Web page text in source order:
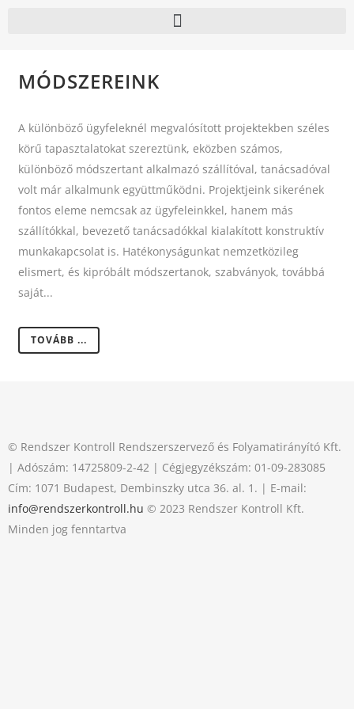
MÓDSZEREINK
A különböző ügyfeleknél megvalósított projektekben széles
körű tapasztalatokat szereztünk, eközben számos,
különböző módszertant alkalmazó szállítóval, tanácsadóval
volt már alkalmunk együttműködni. Projektjeink sikerének
fontos eleme nemcsak az ügyfeleinkkel, hanem más
szállítókkal, bevezető tanácsadókkal kialakított konstruktív
munkakapcsolat is. Hatékonyságunkat nemzetközileg
elismert, és kipróbált módszertanok, szabványok, továbbá
saját...
TOVÁBB ...
© Rendszer Kontroll Rendszerszervező és Folyamatirányító Kft.
| Adószám: 14725809-2-42 | Cégjegyzékszám: 01-09-283085
Cím: 1071 Budapest, Dembinszky utca 36. al. 1. | E-mail:
info@rendszerkontroll.hu © 2023 Rendszer Kontroll Kft.
Minden jog fenntartva